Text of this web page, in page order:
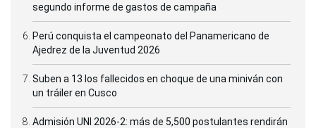
segundo informe de gastos de campaña
Perú conquista el campeonato del Panamericano de
Ajedrez de la Juventud 2026
Suben a 13 los fallecidos en choque de una miniván con
un tráiler en Cusco
Admisión UNI 2026-2: más de 5,500 postulantes rendirán